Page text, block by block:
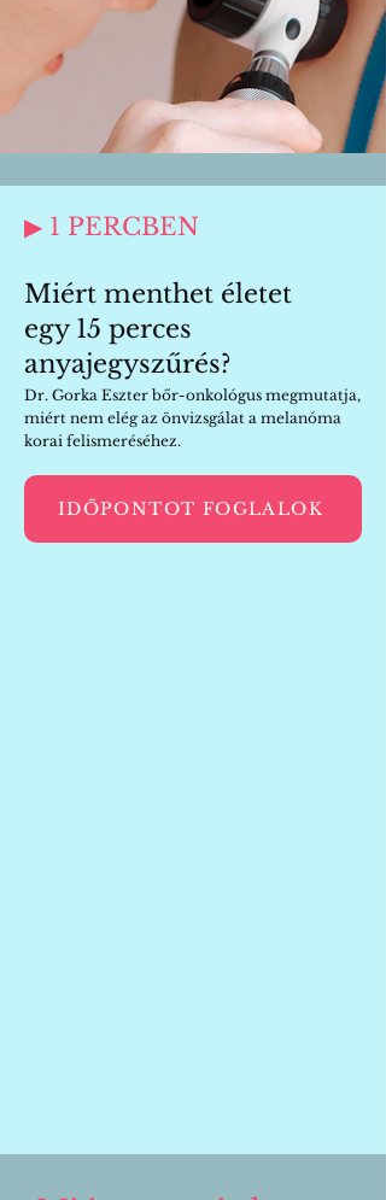
▶ 1 PERCBEN
Miért menthet életet
egy 15 perces
anyajegyszűrés?
Dr. Gorka Eszter bőr-onkológus megmutatja,
miért nem elég az önvizsgálat a melanóma
korai felismeréséhez.
IDŐPONTOT FOGLALOK